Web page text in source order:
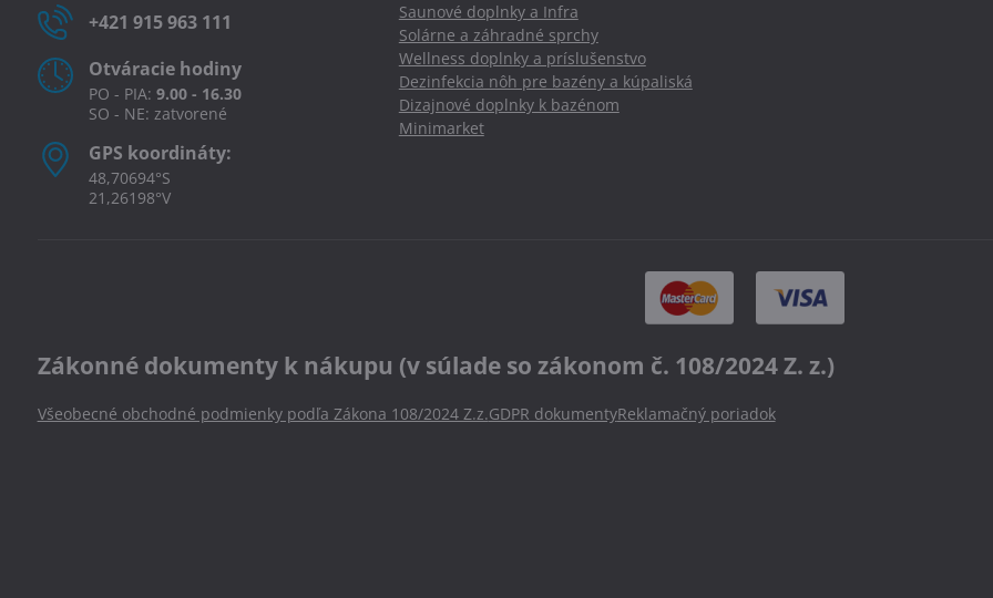
+421 915 963 111
Otváracie hodiny
PO - PIA: 9.00 - 16.30
SO - NE: zatvorené
GPS koordináty:
48,70694°S
21,26198°V
Saunové doplnky a Infra
Solárne a záhradné sprchy
Wellness doplnky a príslušenstvo
Dezinfekcia nôh pre bazény a kúpaliská
Dizajnové doplnky k bazénom
Minimarket
Zákonné dokumenty k nákupu (v súlade so zákonom č. 108/2024 Z. z.)
Všeobecné obchodné podmienky podľa Zákona 108/2024 Z.z.GDPR dokumentyReklamačný poriadok